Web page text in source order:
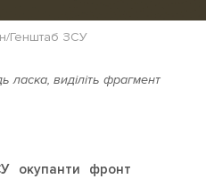
Генштаб ЗСУ
виділіть фрагмент
окупанти фронт